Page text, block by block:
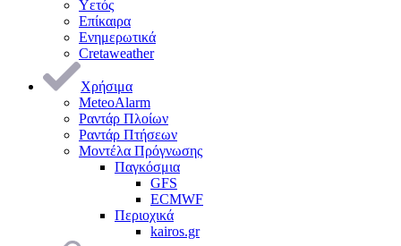
Υετός
Επίκαιρα
Ενημερωτικά
Cretaweather
Χρήσιμα
MeteoAlarm
Ραντάρ Πλοίων
Ραντάρ Πτήσεων
Μοντέλα Πρόγνωσης
Παγκόσμια
GFS
ECMWF
Περιοχικά
kairos.gr